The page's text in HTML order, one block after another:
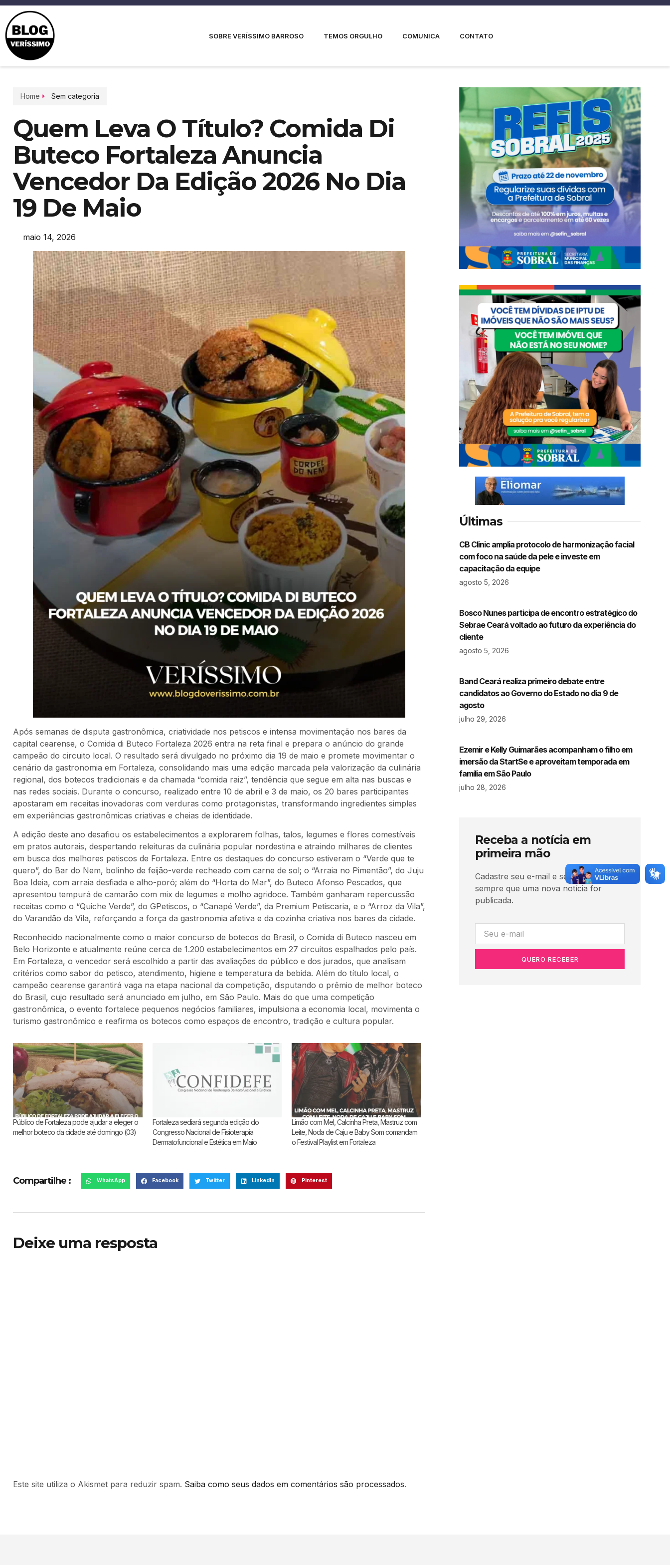
SOBRE VERÍSSIMO BARROSO TEMOS ORGULHO COMUNICA CONTATO
Home Sem categoria
Quem Leva O Título? Comida Di
Buteco Fortaleza Anuncia
Vencedor Da Edição 2026 No Dia
19 De Maio
maio 14, 2026
Após semanas de disputa gastronômica, criatividade nos petiscos e intensa movimentação nos bares da
capital cearense, o Comida di Buteco Fortaleza 2026 entra na reta final e prepara o anúncio do grande
campeão do circuito local. O resultado será divulgado no próximo dia 19 de maio e promete movimentar o
cenário da gastronomia em Fortaleza, consolidando mais uma edição marcada pela valorização da culinária
regional, dos botecos tradicionais e da chamada “comida raiz”, tendência que segue em alta nas buscas e
nas redes sociais. Durante o concurso, realizado entre 10 de abril e 3 de maio, os 20 bares participantes
apostaram em receitas inovadoras com verduras como protagonistas, transformando ingredientes simples
em experiências gastronômicas criativas e cheias de identidade.
A edição deste ano desafiou os estabelecimentos a explorarem folhas, talos, legumes e flores comestíveis
em pratos autorais, despertando releituras da culinária popular nordestina e atraindo milhares de clientes
em busca dos melhores petiscos de Fortaleza. Entre os destaques do concurso estiveram o “Verde que te
quero”, do Bar do Nem, bolinho de feijão-verde recheado com carne de sol; o “Arraia no Pimentão”, do Juju
Boa Ideia, com arraia desfiada e alho-poró; além do “Horta do Mar”, do Buteco Afonso Pescados, que
apresentou tempurá de camarão com mix de legumes e molho agridoce. Também ganharam repercussão
receitas como o “Quiche Verde”, do GPetiscos, o “Canapé Verde”, da Premium Petiscaria, e o “Arroz da Vila”,
do Varandão da Vila, reforçando a força da gastronomia afetiva e da cozinha criativa nos bares da cidade.
Reconhecido nacionalmente como o maior concurso de botecos do Brasil, o Comida di Buteco nasceu em
Belo Horizonte e atualmente reúne cerca de 1.200 estabelecimentos em 27 circuitos espalhados pelo país.
Em Fortaleza, o vencedor será escolhido a partir das avaliações do público e dos jurados, que analisam
critérios como sabor do petisco, atendimento, higiene e temperatura da bebida. Além do título local, o
campeão cearense garantirá vaga na etapa nacional da competição, disputando o prêmio de melhor boteco
do Brasil, cujo resultado será anunciado em julho, em São Paulo. Mais do que uma competição
gastronômica, o evento fortalece pequenos negócios familiares, impulsiona a economia local, movimenta o
turismo gastronômico e reafirma os botecos como espaços de encontro, tradição e cultura popular.
Público de Fortaleza pode ajudar a eleger o
melhor boteco da cidade até domingo (03)
Fortaleza sediará segunda edição do
Congresso Nacional de Fisioterapia
Dermatofuncional e Estética em Maio
Limão com Mel, Calcinha Preta, Mastruz com
Leite, Noda de Caju e Baby Som comandam
o Festival Playlist em Fortaleza
Compartilhe : WhatsApp Facebook Twitter LinkedIn Pinterest
Deixe uma resposta
Este site utiliza o Akismet para reduzir spam. Saiba como seus dados em comentários são processados.
Últimas
CB Clinic amplia protocolo de harmonização facial
com foco na saúde da pele e investe em
capacitação da equipe
agosto 5, 2026
Bosco Nunes participa de encontro estratégico do
Sebrae Ceará voltado ao futuro da experiência do
cliente
agosto 5, 2026
Band Ceará realiza primeiro debate entre
candidatos ao Governo do Estado no dia 9 de
agosto
julho 29, 2026
Ezemir e Kelly Guimarães acompanham o filho em
imersão da StartSe e aproveitam temporada em
família em São Paulo
julho 28, 2026
Receba a notícia em
primeira mão
Cadastre seu e-mail e seja avisado
sempre que uma nova notícia for
publicada.
QUERO RECEBER